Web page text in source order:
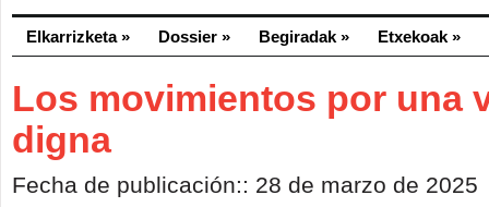
Elkarrizketa» Dossier » Begiradak » Etxekoak »
Los movimientos por una
digna
Fecha de publicación:: 28 de marzo de 2025